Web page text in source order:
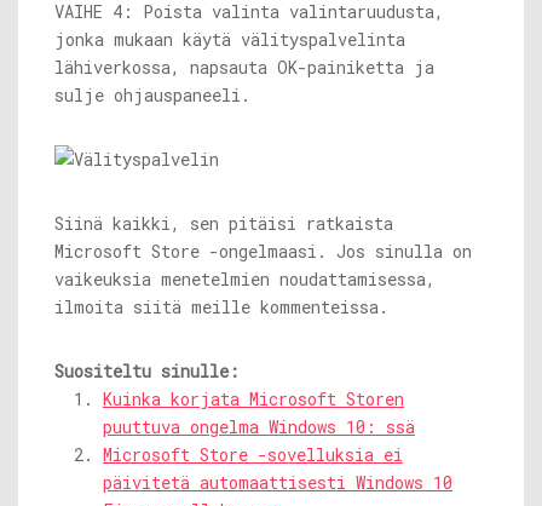
VAIHE 4: Poista valinta valintaruudusta,
jonka mukaan käytä välityspalvelinta
lähiverkossa, napsauta OK-painiketta ja
sulje ohjauspaneeli.
Siinä kaikki, sen pitäisi ratkaista
Microsoft Store -ongelmaasi. Jos sinulla on
vaikeuksia menetelmien noudattamisessa,
ilmoita siitä meille kommenteissa.
Suositeltu sinulle:
Kuinka korjata Microsoft Storen
puuttuva ongelma Windows 10: ssä
Microsoft Store -sovelluksia ei
päivitetä automaattisesti Windows 10